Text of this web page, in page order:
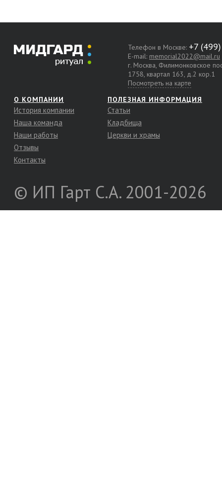
Телефон в Москве:
E-mail: memorial2022@mail.ru
г. Москва, Филимонковское
1758, квартал 163, д.2 кор.1
Посмотреть на карте
О КОМПАНИИ
История компании
Наша команда
Наши работы
Отзывы
Контакты
ПОЛЕЗНАЯ ИНФОРМАЦИЯ
Статьи
Кладбища
Церкви и храмы
© ИП Гарт С.А. 2001-2026